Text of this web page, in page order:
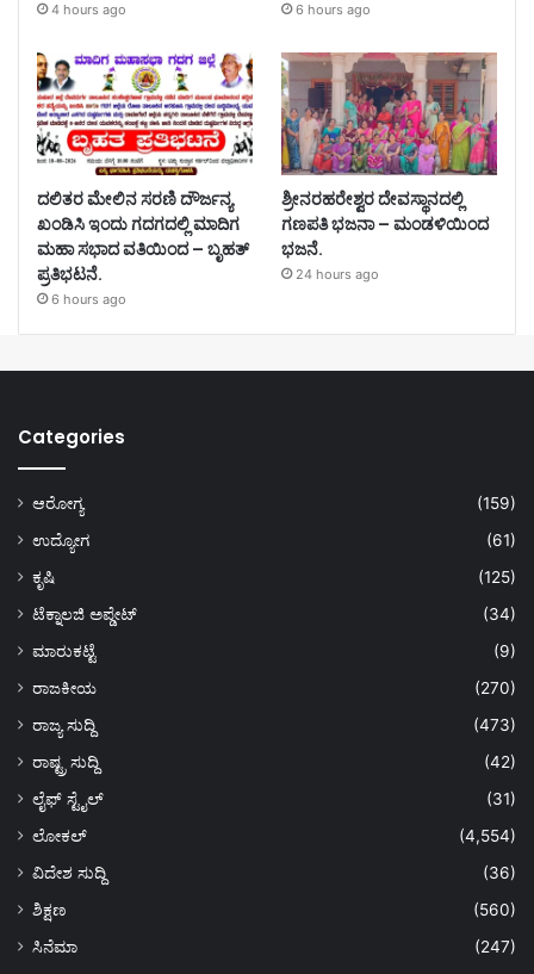
4 hours ago 6 hours ago
ದಲಿತರ ಮೇಲಿನ ಸರಣಿ ದೌರ್ಜನ್ಯ
ಖಂಡಿಸಿ ಇಂದು ಗದಗದಲ್ಲಿ ಮಾದಿಗ
ಮಹಾ ಸಭಾದ ವತಿಯಿಂದ – ಬೃಹತ್
ಪ್ರತಿಭಟನೆ.
6 hours ago
ಶ್ರೀನರಹರೇಶ್ವರ ದೇವಸ್ಥಾನದಲ್ಲಿ
ಗಣಪತಿ ಭಜನಾ – ಮಂಡಳಿಯಿಂದ
ಭಜನೆ.
24 hours ago
Categories
ಆರೋಗ್ಯ
(159)
ಉದ್ಯೋಗ
(61)
ಕೃಷಿ
(125)
ಟೆಕ್ನಾಲಜಿ ಅಪ್ಡೇಟ್
(34)
ಮಾರುಕಟ್ಟೆ
(9)
ರಾಜಕೀಯ
(270)
ರಾಜ್ಯ ಸುದ್ದಿ
(473)
ರಾಷ್ಟ್ರ ಸುದ್ದಿ
(42)
ಲೈಫ್ ಸ್ಟೈಲ್
(31)
ಲೋಕಲ್
(4,554)
ವಿದೇಶ ಸುದ್ದಿ
(36)
ಶಿಕ್ಷಣ
(560)
ಸಿನೆಮಾ
(247)